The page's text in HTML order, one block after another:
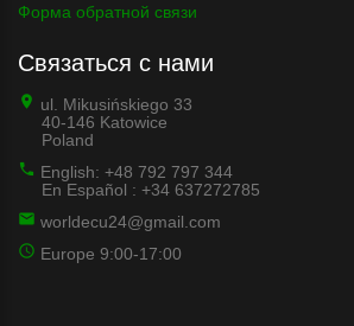
Форма обратной связи
Связаться с нами
ul. Mikusińskiego 33
40-146 Katowice
Poland
English: +48 792 797 344
En Español : +34 637272785
worldecu24@gmail.com
Europe 9:00-17:00